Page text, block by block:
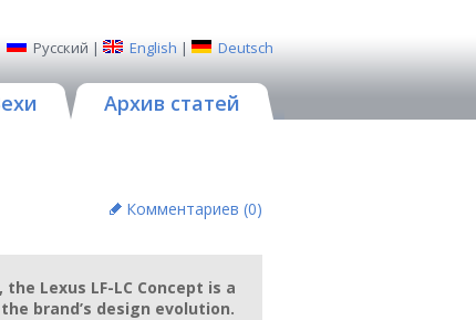
Русский | English | Deutsch
Архив статей
Комментариев (0)
Lexus LF-LC Concept is a
brand’s design evolution.